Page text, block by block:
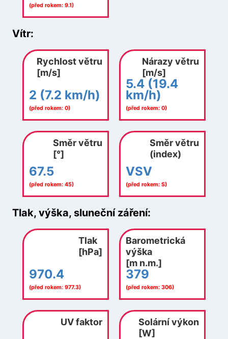
(před rokem: 9.1)
Vítr:
Rychlost větru
[m/s]
2 (7.2 km/h)
(před rokem: 0)
Nárazy větru
[m/s]
5.4 (19.4
km/h)
(před rokem: 0)
Směr větru
[°]
67.5
(před rokem: 45)
Směr větru
(index)
VSV
(před rokem: S)
Tlak, výška, sluneční záření:
Tlak
[hPa]
970.4
(před rokem: 977.3)
Barometrická
výška
[m n.m.]
379
(před rokem: 306)
UV faktor
Solární výkon
[W]